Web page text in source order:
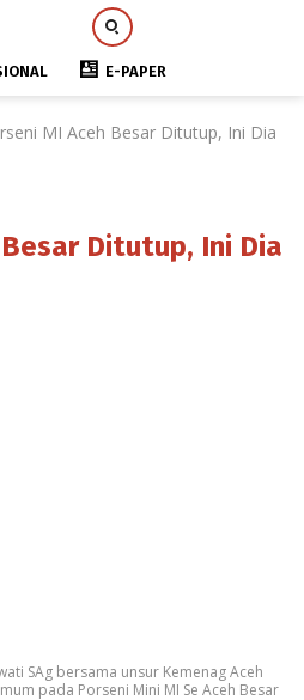
E-PAPER
MI Aceh Besar Ditutup, Ini Dia
Ditutup, Ini Dia
SAg bersama unsur Kemenag Aceh
pada Porseni Mini MI Se Aceh Besar